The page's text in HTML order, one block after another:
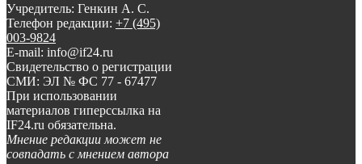
Учредитель: Генкин А. С.
Телефон редакции: +7 (495)
003-9824
E-mail: info@if24.ru
Свидетельство о регистрации
СМИ: ЭЛ № ФС 77 - 67477
При использовании
материалов гиперссылка на
IF24.ru обязательна.
Мнение редакции может не
совпадать с мнением автора